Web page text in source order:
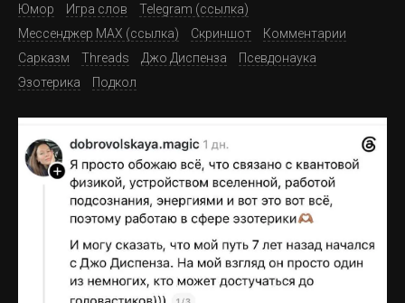
Юмор Игра слов
Telegram (ссылка)
Мессенджер MAX (ссылка)
Скриншот
Комментарии
Сарказм
Threads Джо Диспенза
Псевдонаука
Эзотерика
Подкол